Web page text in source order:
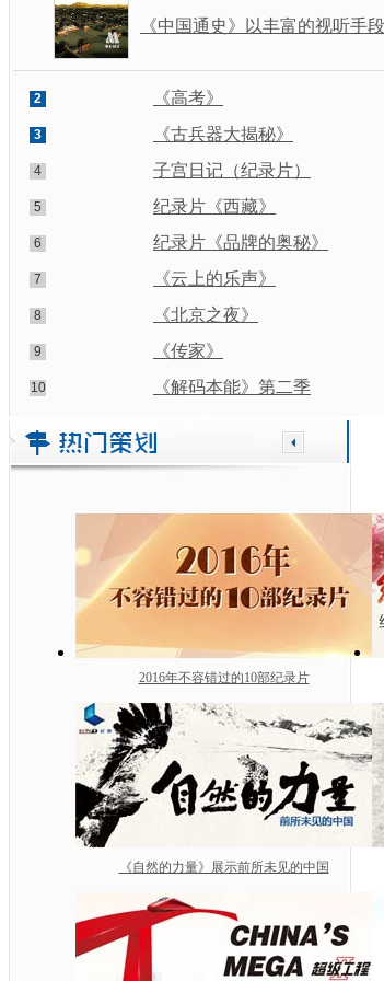
《中国通史》以丰富的视听手
2 《高考》
3 《古兵器大揭秘》
4 子宫日记（纪录片）
5 纪录片《西藏》
6 纪录片《品牌的奥秘》
7 《云上的乐声》
8 《北京之夜》
9 《传家》
10 《解码本能》第二季
2016年不容错过的10部纪录片
《自然的力量》展示前所未见的中国